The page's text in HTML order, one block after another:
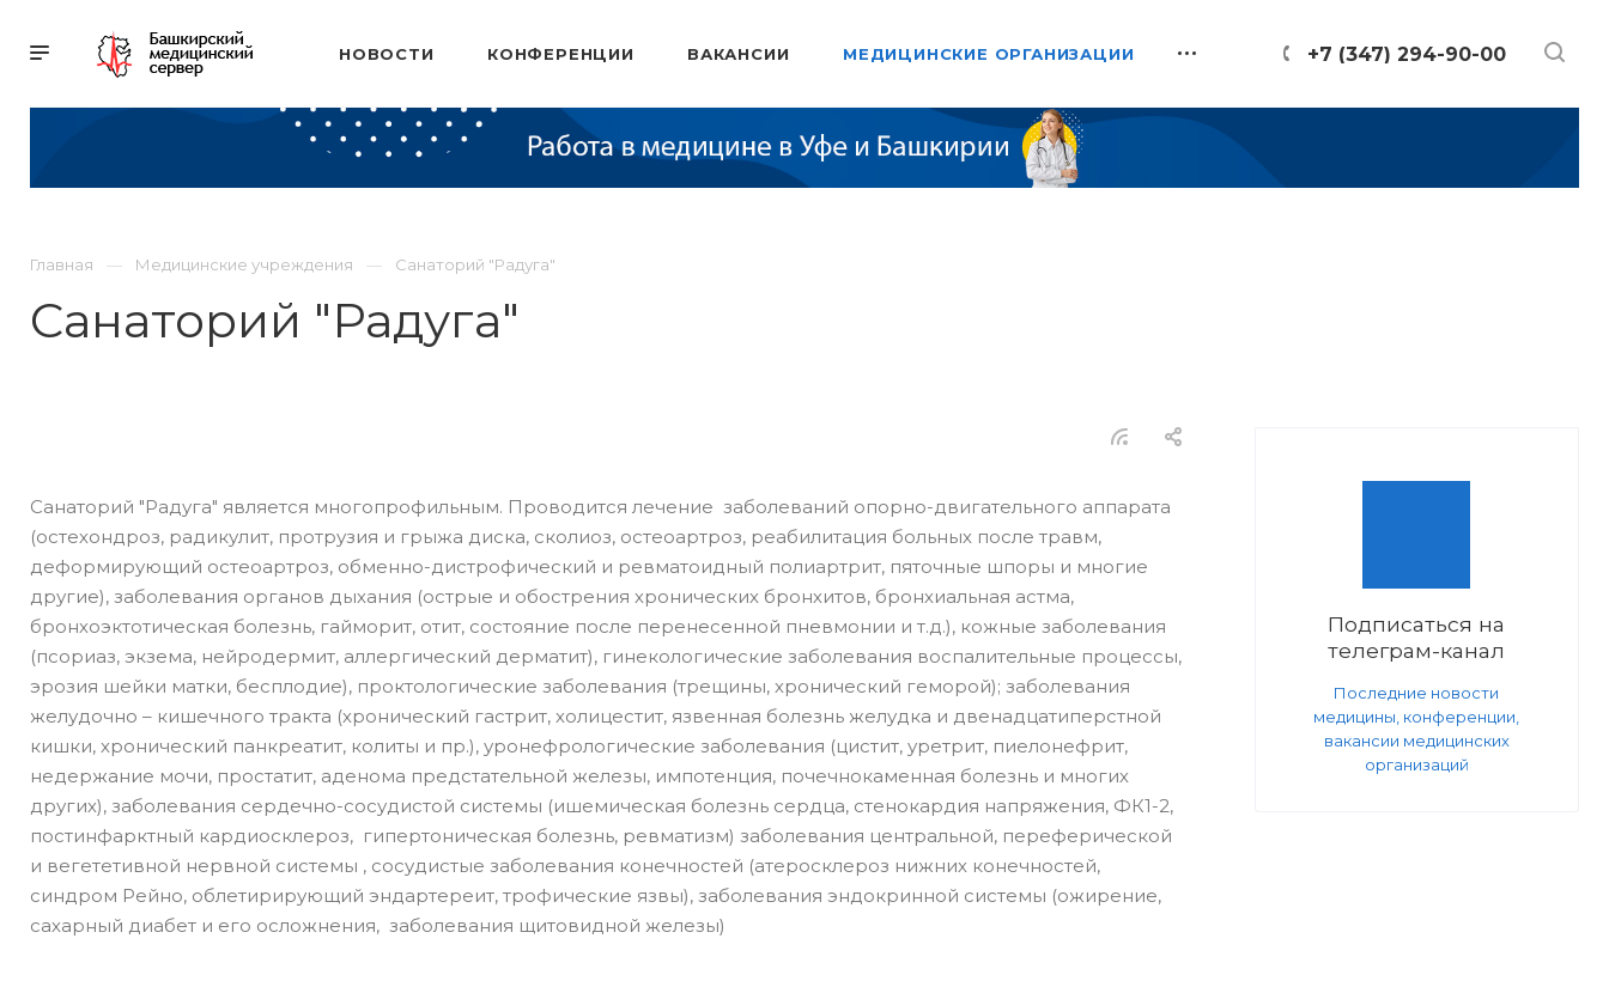
+7 (347) 294-90-00
НОВОСТИ КОНФЕРЕНЦИИ ВАКАНСИИ МЕДИЦИНСКИЕ ОРГАНИЗАЦИИ
Главная Медицинские учреждения Санаторий "Радуга"
Санаторий "Радуга"
Санаторий "Радуга" является многопрофильным. Проводится лечение заболеваний опорно-двигательного аппарата
(остехондроз, радикулит, протрузия и грыжа диска, сколиоз, остеоартроз, реабилитация больных после травм,
деформирующий остеоартроз, обменно-дистрофический и ревматоидный полиартрит, пяточные шпоры и многие
другие), заболевания органов дыхания (острые и обострения хронических бронхитов, бронхиальная астма,
бронхоэктотическая болезнь, гайморит, отит, состояние после перенесенной пневмонии и т.д.), кожные заболевания
(псориаз, экзема, нейродермит, аллергический дерматит), гинекологические заболевания воспалительные процессы,
эрозия шейки матки, бесплодие), проктологические заболевания (трещины, хронический геморой); заболевания
желудочно – кишечного тракта (хронический гастрит, холицестит, язвенная болезнь желудка и двенадцатиперстной
кишки, хронический панкреатит, колиты и пр.), уронефрологические заболевания (цистит, уретрит, пиелонефрит,
недержание мочи, простатит, аденома предстательной железы, импотенция, почечнокаменная болезнь и многих
других), заболевания сердечно-сосудистой системы (ишемическая болезнь сердца, стенокардия напряжения, ФК1-2,
постинфарктный кардиосклероз, гипертоническая болезнь, ревматизм) заболевания центральной, переферической
и вегететивной нервной системы , сосудистые заболевания конечностей (атеросклероз нижних конечностей,
синдром Рейно, облетирирующий эндартереит, трофические язвы), заболевания эндокринной системы (ожирение,
сахарный диабет и его осложнения, заболевания щитовидной железы)
Подписаться на
телеграм-канал
Последние новости
медицины, конференции,
вакансии медицинских
организаций